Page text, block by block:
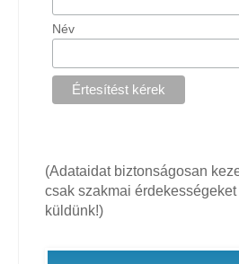
Név
(Adataidat biztonságosan
csak szakmai érdekességeket
küldünk!)